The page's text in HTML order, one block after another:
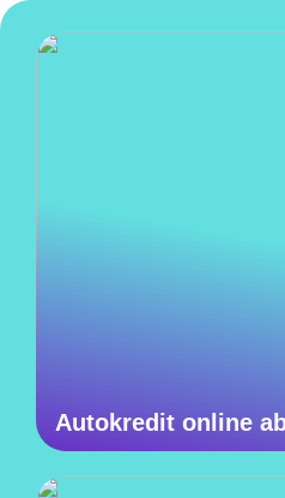
Autokredit online